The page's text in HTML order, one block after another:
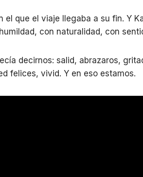
el que el viaje llegaba a su fin. Y
con naturalidad, con
decirnos: salid, abrazaros,
felices, vivid. Y en eso estamos.